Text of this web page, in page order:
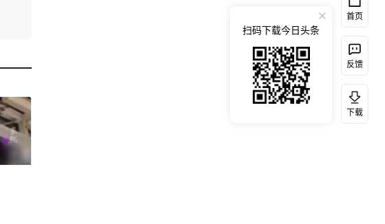
首页
反馈
下载
扫码下载今日头条